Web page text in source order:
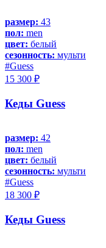
размер: 43
пол: men
цвет: белый
сезонность: мульти
#Guess
15 300 ₽
Кеды Guess
размер: 42
пол: men
цвет: белый
сезонность: мульти
#Guess
18 300 ₽
Кеды Guess